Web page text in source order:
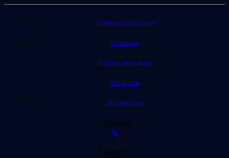
Política de privacidad
Nota legal
Política de cookies
Mapa web
Accesibilidad
Facebook
X
Instagram